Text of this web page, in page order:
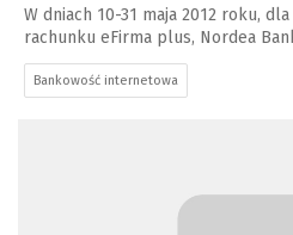
W dniach 10-31 maja 2012 roku,
rachunku eFirma plus, Nordea
Bankowość internetowa